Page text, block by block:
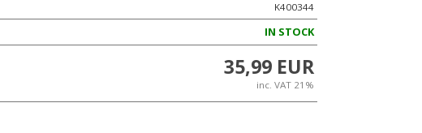
K400344
IN STOCK
35,99 EUR
inc. VAT 21%